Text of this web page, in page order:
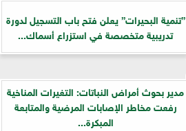
”تنمية البحيرات” يعلن فتح باب التسجيل لدورة
تدريبية متخصصة في استزراع أسماك...
مدير بحوث أمراض النباتات: التغيرات المناخية
رفعت مخاطر الإصابات المرضية والمتابعة
المبكرة...